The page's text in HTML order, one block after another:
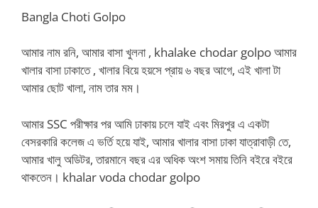
Bangla Choti Golpo
আমার নাম রনি, আমার বাসা খুলনা , khalake chodar golpo আমার
খালার বাসা ঢাকাতে , খালার বিয়ে হয়সে প্রায় ৬ বছর আগে, এই খালা টা
আমার ছোট খালা, নাম তার মম।
আমার SSC পরীক্ষার পর আমি ঢাকায় চলে যাই এবং মিরপুর এ একটা
বেসরকারি কলেজ এ ভর্তি হয়ে যাই, আমার খালার বাসা ঢাকা যাত্রাবাড়ী তে,
আমার খালু অডিটর, তারমানে বছর এর অধিক অংশ সমায় তিনি বইরে বইরে
থাকতেন। khalar voda chodar golpo